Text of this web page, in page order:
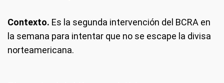
Contexto. Es la segunda intervención del BCRA en
la semana para intentar que no se escape la divisa
norteamericana.